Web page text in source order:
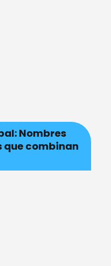
Nombres
combinan